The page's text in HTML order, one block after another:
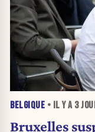
BELGIQUE • IL Y A 3
Bruxelles